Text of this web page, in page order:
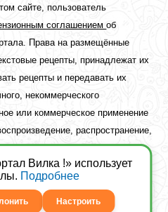
сайте, пользователь
соглашениемоб
Права на размещённые
рецепты, принадлежат их
рецепты и передавать их
некоммерческого
или коммерческое применение
распространение,
лишь при наличии
разрешения правообладателя.
Портал Вилка
Вилка !» использует
Подробнее
Настроить